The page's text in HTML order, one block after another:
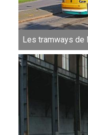
Les tramways de